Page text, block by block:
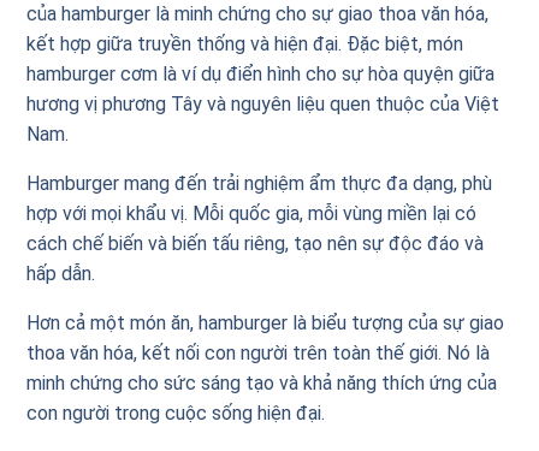
của hamburger là minh chứng cho sự giao thoa văn hóa,
kết hợp giữa truyền thống và hiện đại. Đặc biệt, món
hamburger cơm là ví dụ điển hình cho sự hòa quyện giữa
hương vị phương Tây và nguyên liệu quen thuộc của Việt
Nam.
Hamburger mang đến trải nghiệm ẩm thực đa dạng, phù
hợp với mọi khẩu vị. Mỗi quốc gia, mỗi vùng miền lại có
cách chế biến và biến tấu riêng, tạo nên sự độc đáo và
hấp dẫn.
Hơn cả một món ăn, hamburger là biểu tượng của sự giao
thoa văn hóa, kết nối con người trên toàn thế giới. Nó là
minh chứng cho sức sáng tạo và khả năng thích ứng của
con người trong cuộc sống hiện đại.